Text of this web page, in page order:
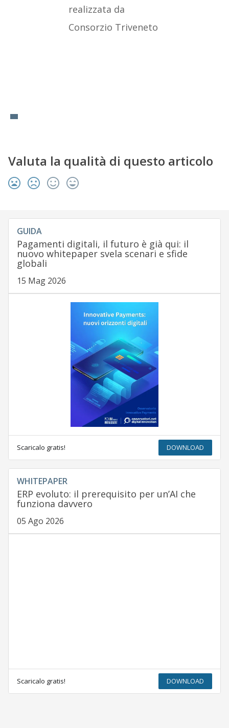
Valuta la qualità di questo articolo
GUIDA
Pagamenti digitali, il futuro è già qui: il
nuovo whitepaper svela scenari e sfide
globali
15 Mag 2026
Scaricalo gratis! DOWNLOAD
WHITEPAPER
ERP evoluto: il prerequisito per un’AI che
funziona davvero
05 Ago 2026
Scaricalo gratis! DOWNLOAD